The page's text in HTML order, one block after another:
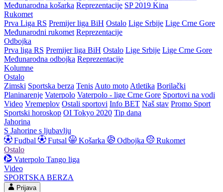
Međunarodna košarka Reprezentacije SP 2019 Kina
Rukomet
Prva Liga RS Premijer liga BiH Ostalo Lige Srbije Lige Crne Gore
Međunarodni rukomet Reprezentacije
Odbojka
Prva liga RS Premijer liga BiH Ostalo Lige Srbije Lige Crne Gore
Međunarodna odbojka Reprezentacije
Kolumne
Ostalo
Zimski Sportska berza Tenis Auto moto Atletika Borilački
Planinarenje Vaterpolo Vaterpolo - lige Crne Gore Sportovi na vodi
Video Vremeplov Ostali sportovi Info BET Naš stav Promo Sport
Sportski horoskop OI Tokyo 2020 Tip dana
Jahorina
S Jahorine s ljubavlju
Fudbal
Futsal Košarka Odbojka
Rukomet
Ostalo
Vaterpolo Tango liga
Video
SPORTSKA BERZA
Prijava